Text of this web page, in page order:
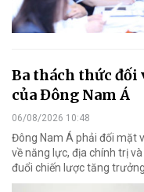
Ba thách thức
của Đông Nam Á
06/08/2026 10:48
Đông Nam Á phải đối mặt
về năng lực, địa chính trị
đuổi chiến lược tăng